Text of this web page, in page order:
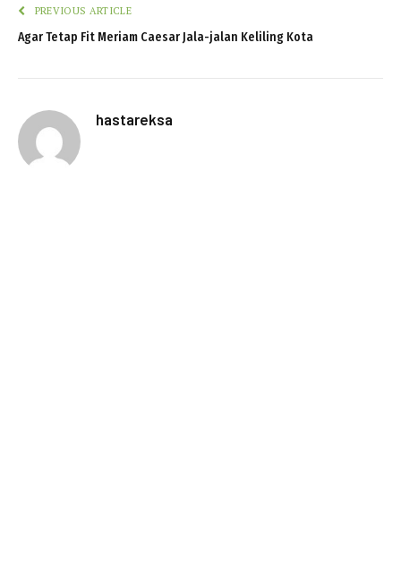
PREVIOUS ARTICLE
Agar Tetap Fit Meriam Caesar Jala-jalan Keliling Kota
hastareksa